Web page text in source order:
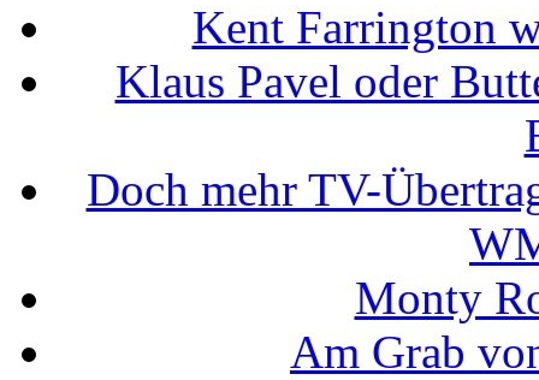
Kent Farrington
Klaus Pavel oder
Doch mehr TV-
Monty
Am Grab